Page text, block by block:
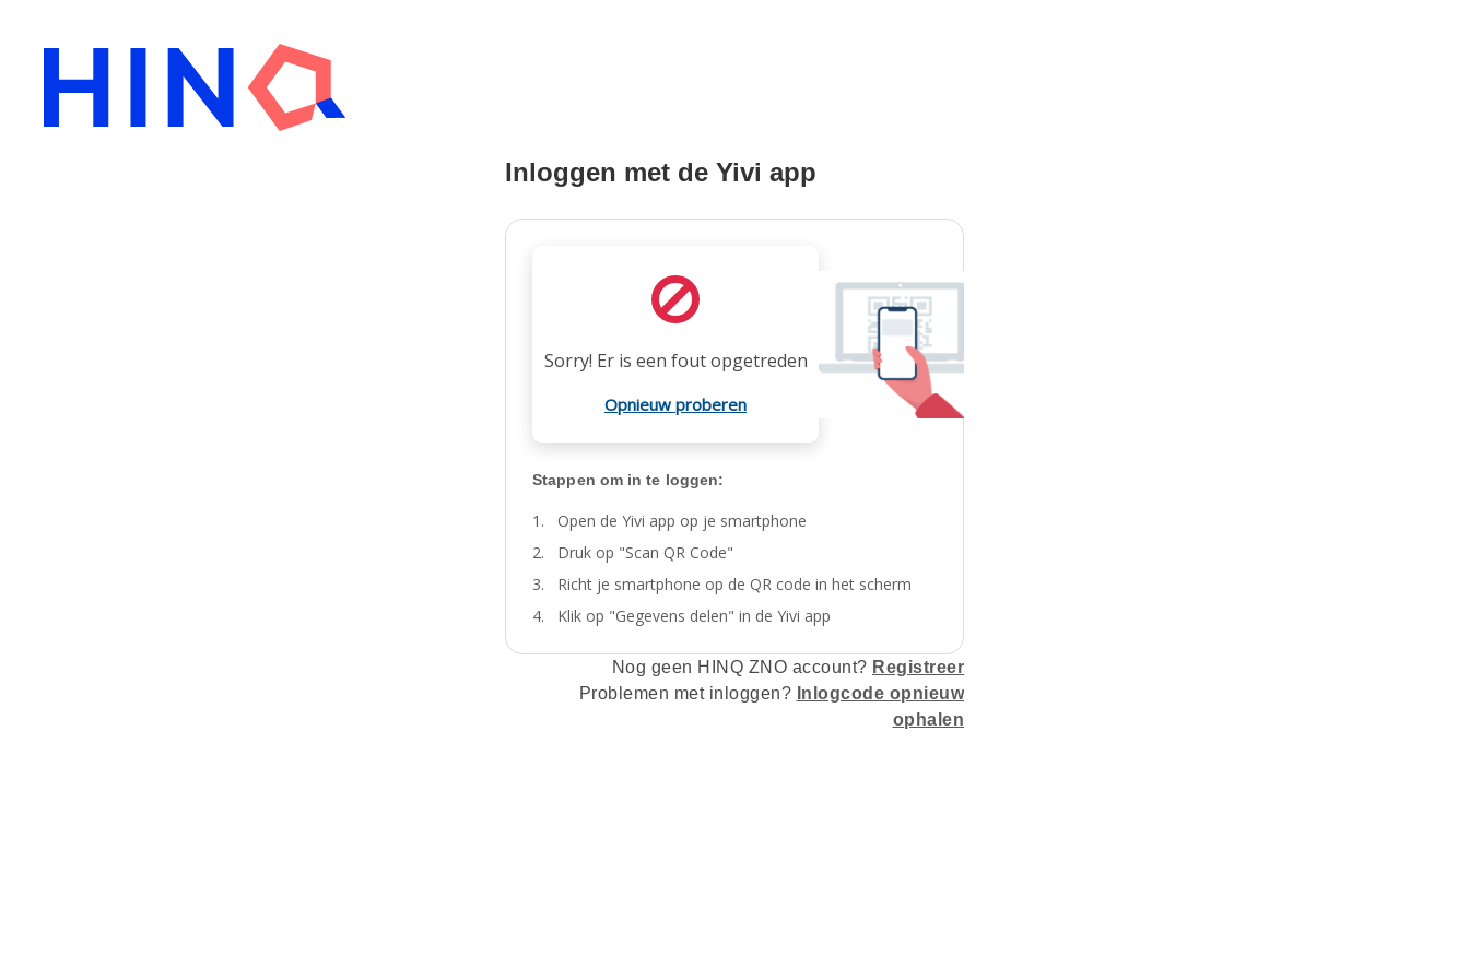
Inloggen met de Yivi app
Sorry! Er is een fout opgetreden
Opnieuw proberen
Stappen om in te loggen:
1.
Open de Yivi app op je smartphone
2.
Druk op "Scan QR Code"
3.
Richt je smartphone op de QR code in het scherm
4.
Klik op "Gegevens delen" in de Yivi app
Nog geen HINQ ZNO account? Registreer
Problemen met inloggen? Inlogcode opnieuw
ophalen